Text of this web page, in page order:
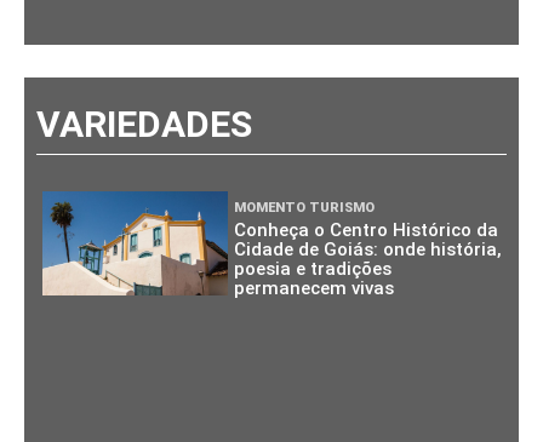
VARIEDADES
MOMENTO TURISMO
Conheça o Centro Histórico da
Cidade de Goiás: onde história,
poesia e tradições
permanecem vivas